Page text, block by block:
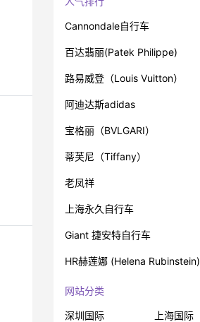
Cannondale自行车
百达翡丽(Patek Philippe)
路易威登（Louis Vuitton）
阿迪达斯adidas
宝格丽（BVLGARI）
蒂芙尼（Tiffany）
老凤祥
上海永久自行车
Giant 捷安特自行车
HR赫莲娜 (Helena Rubinstein)
网站分类
深圳国际 上海国际